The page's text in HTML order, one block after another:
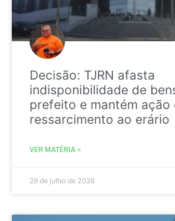
Decisão: TJRN afasta
indisponibilidade de
prefeito e mantém ação
ressarcimento ao erário
VER MATÉRIA »
29 de julho de 2026